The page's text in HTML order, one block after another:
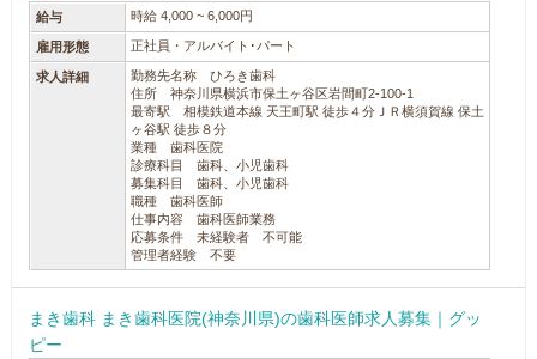
給与 時給 4,000 ~ 6,000円
雇用形態 正社員・アルバイト･パート
求人詳細
勤務先名称 ひろき歯科
住所 神奈川県横浜市保土ヶ谷区岩間町2-100-1
最寄駅 相模鉄道本線 天王町駅 徒歩４分ＪＲ横須賀線 保土
ヶ谷駅 徒歩８分
業種 歯科医院
診療科目 歯科、小児歯科
募集科目 歯科、小児歯科
職種 歯科医師
仕事内容 歯科医師業務
応募条件 未経験者 不可能
管理者経験 不要
まき歯科 まき歯科医院(神奈川県)の歯科医師求人募集｜グッ
ピー